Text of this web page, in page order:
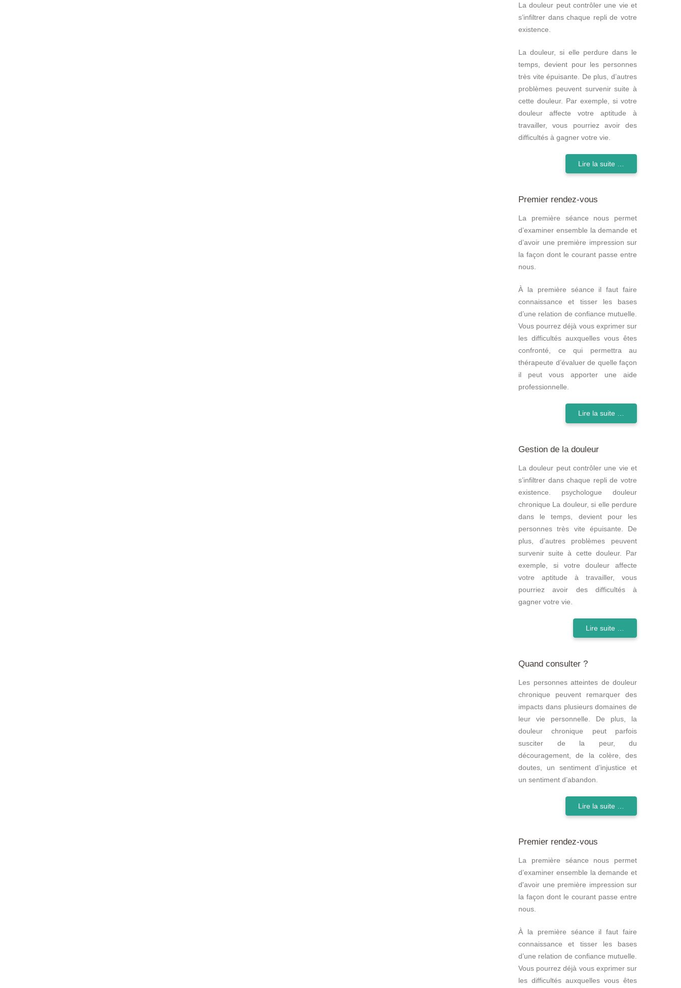
La douleur peut contrôler une vie et
s’infiltrer dans chaque repli de votre
existence.
La douleur, si elle perdure dans le
temps, devient pour les personnes
très vite épuisante. De plus, d’autres
problèmes peuvent survenir suite à
cette douleur. Par exemple, si votre
douleur affecte votre aptitude à
travailler, vous pourriez avoir des
difficultés à gagner votre vie.
Lire la suite …
Premier rendez-vous
La première séance nous permet
d’examiner ensemble la demande et
d’avoir une première impression sur
la façon dont le courant passe entre
nous.
À la première séance il faut faire
connaissance et tisser les bases
d’une relation de confiance mutuelle.
Vous pourrez déjà vous exprimer sur
les difficultés auxquelles vous êtes
confronté, ce qui permettra au
thérapeute d’évaluer de quelle façon
il peut vous apporter une aide
professionnelle.
Lire la suite …
Gestion de la douleur
La douleur peut contrôler une vie et
s’infiltrer dans chaque repli de votre
existence. psychologue douleur
chronique La douleur, si elle perdure
dans le temps, devient pour les
personnes très vite épuisante. De
plus, d’autres problèmes peuvent
survenir suite à cette douleur. Par
exemple, si votre douleur affecte
votre aptitude à travailler, vous
pourriez avoir des difficultés à
gagner votre vie.
Lire suite …
Quand consulter ?
Les personnes atteintes de douleur
chronique peuvent remarquer des
impacts dans plusieurs domaines de
leur vie personnelle. De plus, la
douleur chronique peut parfois
susciter de la peur, du
découragement, de la colère, des
doutes, un sentiment d’injustice et
un sentiment d’abandon.
Lire la suite …
Premier rendez-vous
La première séance nous permet
d’examiner ensemble la demande et
d'avoir une première impression sur
la façon dont le courant passe entre
nous.
À la première séance il faut faire
connaissance et tisser les bases
d’une relation de confiance mutuelle.
Vous pourrez déjà vous exprimer sur
les difficultés auxquelles vous êtes